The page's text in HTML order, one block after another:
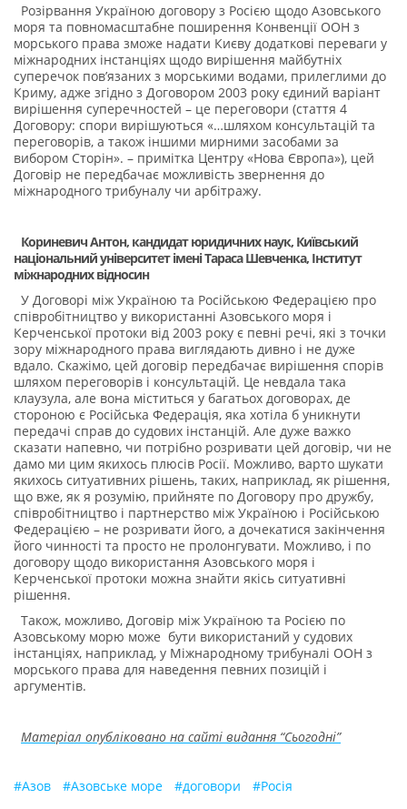
Розірвання Україною договору з Росією щодо Азовського
моря та повномасштабне поширення Конвенції ООН з
морського права зможе надати Києву додаткові переваги у
міжнародних інстанціях щодо вирішення майбутніх
суперечок пов’язаних з морськими водами, прилеглими до
Криму, адже згідно з Договором 2003 року єдиний варіант
вирішення суперечностей – це переговори (стаття 4
Договору: спори вирішуються «…шляхом консультацій та
переговорів, а також іншими мирними засобами за
вибором Сторін». – примітка Центру «Нова Європа»), цей
Договір не передбачає можливість звернення до
міжнародного трибуналу чи арбітражу.
Кориневич Антон, кандидат юридичних наук, Київський
національний університет імені Тараса Шевченка, Інститут
міжнародних відносин
У Договорі між Україною та Російською Федерацією про
співробітництво у використанні Азовського моря і
Керченської протоки від 2003 року є певні речі, які з точки
зору міжнародного права виглядають дивно і не дуже
вдало. Скажімо, цей договір передбачає вирішення спорів
шляхом переговорів і консультацій. Це невдала така
клаузула, але вона міститься у багатьох договорах, де
стороною є Російська Федерація, яка хотіла б уникнути
передачі справ до судових інстанцій. Але дуже важко
сказати напевно, чи потрібно розривати цей договір, чи не
дамо ми цим якихось плюсів Росії. Можливо, варто шукати
якихось ситуативних рішень, таких, наприклад, як рішення,
що вже, як я розумію, прийняте по Договору про дружбу,
співробітництво і партнерство між Україною і Російською
Федерацією – не розривати його, а дочекатися закінчення
його чинності та просто не пролонгувати. Можливо, і по
договору щодо використання Азовського моря і
Керченської протоки можна знайти якісь ситуативні
рішення.
Також, можливо, Договір між Україною та Росією по
Азовському морю може бути використаний у судових
інстанціях, наприклад, у Міжнародному трибуналі ООН з
морського права для наведення певних позицій і
аргументів.
Матеріал опубліковано на сайті видання “Сьогодні”
#Азов #Азовське море #договори #Росія